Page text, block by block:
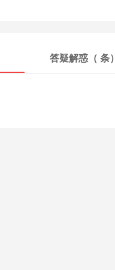
答疑解惑（ 条）